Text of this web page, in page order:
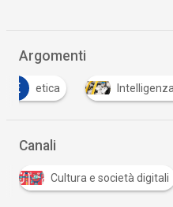
Argomenti
E etica
Canali
Cultura e società digitali